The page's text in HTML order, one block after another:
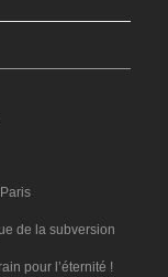
de la subversion
pour l’éternité !